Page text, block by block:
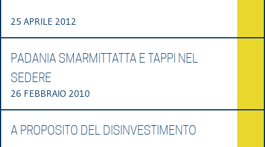
25 APRILE 2012
PADANIA SMARMITTATTA E TAPPI NEL
SEDERE
26 FEBBRAIO 2010
A PROPOSITO DEL DISINVESTIMENTO